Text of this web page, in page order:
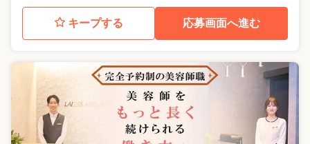
キープする 応募画面へ進む